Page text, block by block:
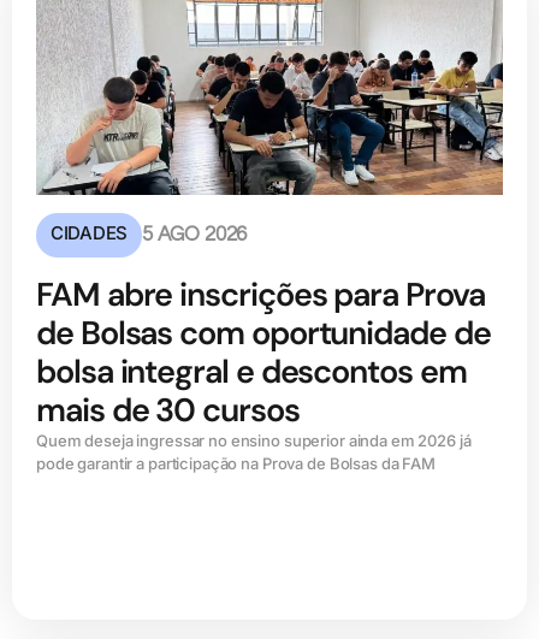
CIDADES 5 AGO 2026
FAM abre inscrições para Prova
de Bolsas com oportunidade de
bolsa integral e descontos em
mais de 30 cursos
Quem deseja ingressar no ensino superior ainda em 2026 já
pode garantir a participação na Prova de Bolsas da FAM